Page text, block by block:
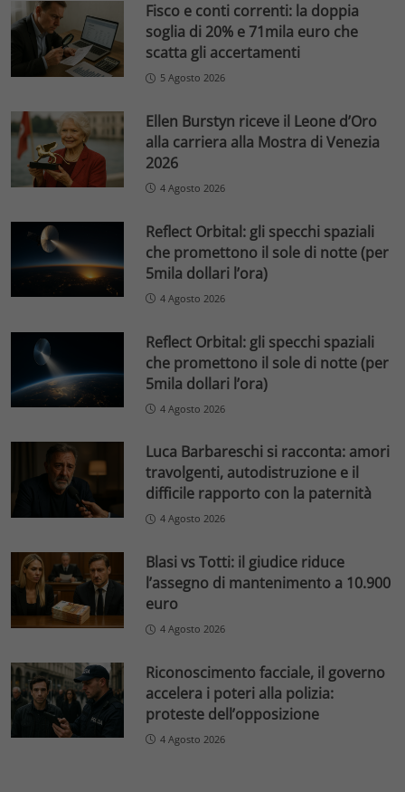
Fisco e conti correnti: la doppia
soglia di 20% e 71mila euro che
scatta gli accertamenti
5 Agosto 2026
Ellen Burstyn riceve il Leone d’Oro
alla carriera alla Mostra di Venezia
2026
4 Agosto 2026
Reflect Orbital: gli specchi spaziali
che promettono il sole di notte (per
5mila dollari l’ora)
4 Agosto 2026
Reflect Orbital: gli specchi spaziali
che promettono il sole di notte (per
5mila dollari l’ora)
4 Agosto 2026
Luca Barbareschi si racconta: amori
travolgenti, autodistruzione e il
difficile rapporto con la paternità
4 Agosto 2026
Blasi vs Totti: il giudice riduce
l’assegno di mantenimento a 10.900
euro
4 Agosto 2026
Riconoscimento facciale, il governo
accelera i poteri alla polizia:
proteste dell’opposizione
4 Agosto 2026